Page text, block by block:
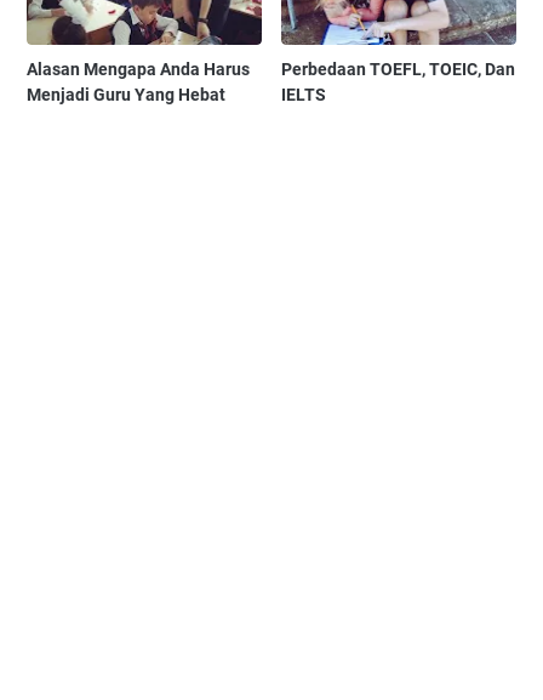
Alasan Mengapa Anda Harus
Menjadi Guru Yang Hebat
Perbedaan TOEFL, TOEIC, Dan
IELTS